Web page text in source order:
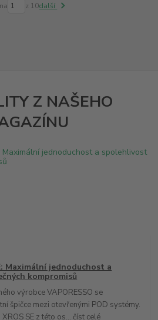
z 10další
Z NAŠEHO
Maximální jednoduchost a
kompromisů
výrobce VAPORESSO se
špičce mezi otevřenými POD systémy.
SE z této os... číst celé